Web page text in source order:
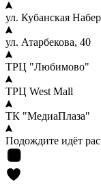
ул. Кубанская
ул. Атарбекова, 40
ТРЦ "Любимово"
ТРЦ West Mall
ТК "МедиаПлаза"
Подождите идёт